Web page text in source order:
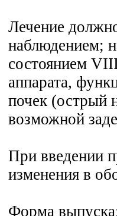
Лечение
наблюдением;
состоянием
аппарата,
почек (острый
возможной
При введении
изменения в
Форма